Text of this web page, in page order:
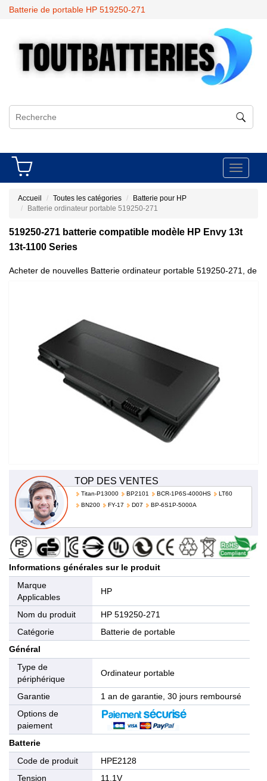
Batterie de portable HP 519250-271
Toggle
Accueil Toutes les catégories
Batterie pour HP
Batterie ordinateur portable 519250-271
519250-271 batterie compatible modèle HP Envy 13t
13t-1100 Series
Acheter de nouvelles Batterie ordinateur portable 519250-271, de
TOP DES VENTES
Titan-P13000 BP2101 BCR-1P6S-4000HS
LT60
BN200
FY-17 D07 BP-6S1P-5000A
Informations générales sur le produit
Marque
Applicables
HP
Nom du produit
HP 519250-271
Catégorie
Batterie de portable
Général
Type de
périphérique
Ordinateur portable
Garantie
1 an de garantie, 30 jours remboursé
Options de
paiement
Batterie
Code de produit
HPE2128
Tension
11.1V